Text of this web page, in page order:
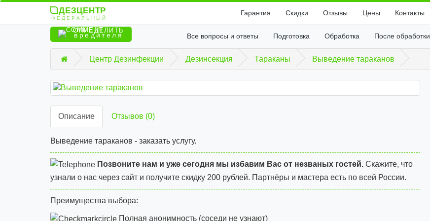
Гарантия Скидки Отзывы Цены Контакты
ДЕЗЦЕНТР
ФЕДЕРАЛЬНЫЙ
ОПРЕДЕЛИТЬ
вредителя Все вопросы и ответы Подготовка Обработка После обработки
Центр Дезинфекции Дезинсекция Тараканы Выведение тараканов
Описание Отзывов (0)
Выведение тараканов - заказать услугу.
Позвоните нам и уже сегодня мы избавим Вас от незваных гостей. Скажите, что
узнали о нас через сайт и получите скидку 200 рублей. Партнёры и мастера есть по всей России.
Преимущества выбора:
Полная анонимность (соседи не узнают)